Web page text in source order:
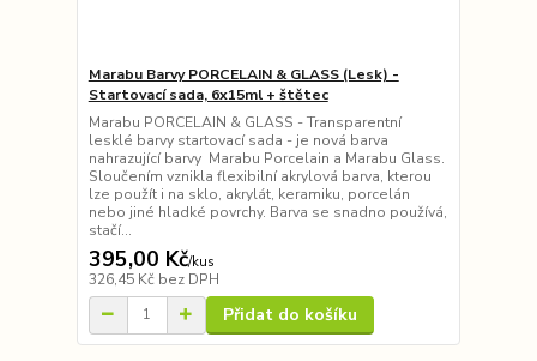
Marabu Barvy PORCELAIN & GLASS (Lesk) -
Startovací sada, 6x15ml + štětec
Marabu PORCELAIN & GLASS - Transparentní
lesklé barvy startovací sada - je nová barva
nahrazující barvy Marabu Porcelain a Marabu Glass.
Sloučením vznikla flexibilní akrylová barva, kterou
lze použít i na sklo, akrylát, keramiku, porcelán
nebo jiné hladké povrchy. Barva se snadno používá,
stačí...
395,00 Kč/kus
326,45 Kč bez DPH
Přidat do košíku